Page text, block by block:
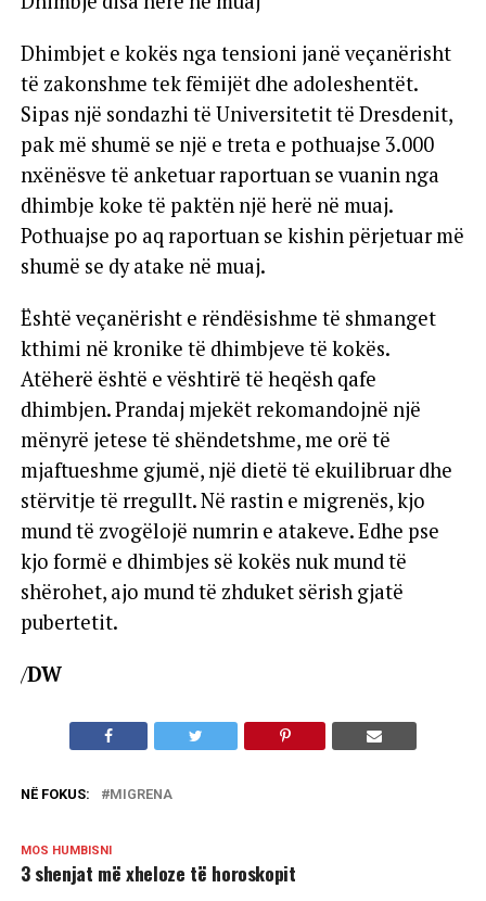
Dhimbjet e kokës nga tensioni janë veçanërisht
të zakonshme tek fëmijët dhe adoleshentët.
Sipas një sondazhi të Universitetit të Dresdenit,
pak më shumë se një e treta e pothuajse 3.000
nxënësve të anketuar raportuan se vuanin nga
dhimbje koke të paktën një herë në muaj.
Pothuajse po aq raportuan se kishin përjetuar më
shumë se dy atake në muaj.
Është veçanërisht e rëndësishme të shmanget
kthimi në kronike të dhimbjeve të kokës.
Atëherë është e vështirë të heqësh qafe
dhimbjen. Prandaj mjekët rekomandojnë një
mënyrë jetese të shëndetshme, me orë të
mjaftueshme gjumë, një dietë të ekuilibruar dhe
stërvitje të rregullt. Në rastin e migrenës, kjo
mund të zvogëlojë numrin e atakeve. Edhe pse
kjo formë e dhimbjes së kokës nuk mund të
shërohet, ajo mund të zhduket sërish gjatë
pubertetit.
/DW
NË FOKUS: MIGRENA
MOS HUMBISNI
3 shenjat më xheloze të horoskopit